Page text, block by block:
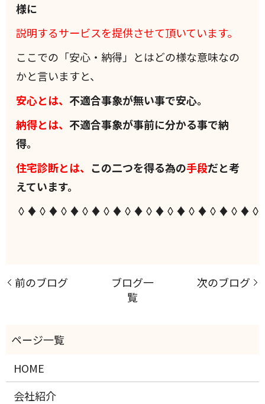
様に
説明するサービスを提供させて頂いています。
ここでの「安心・納得」とはどの様な意味なの
かと言いますと、
安心とは、 不適合事象が無い事で安心。
納得とは、 不適合事象が事前に分かる事で納
得。
住宅診断とは、 この二つを得る為の手段だと考
えています。
前のブログ
ブログ一
覧
次のブログ
HOME
会社紹介